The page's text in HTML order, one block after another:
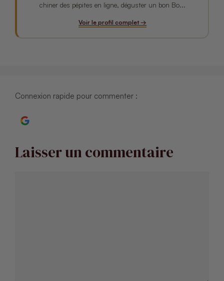
chiner des pépites en ligne, déguster un bon Bo...
Voir le profil complet →
Connexion rapide pour commenter :
Laisser un commentaire